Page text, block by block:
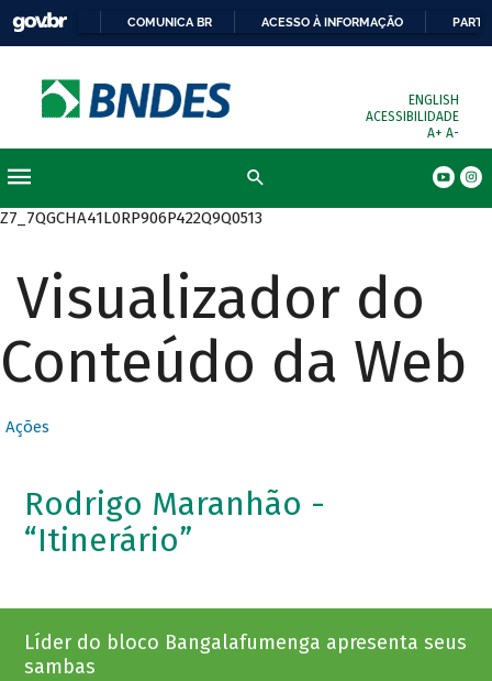
COMUNICA BR ACESSO À INFORMAÇÃO
ENGLISH
ACESSIBILIDADE
A+ A-
Z7_7QGCHA41L0RP906P422Q9Q0513
Visualizador do
Conteúdo da Web
Ações
Rodrigo Maranhão -
“Itinerário”
Líder do bloco Bangalafumenga apresenta seus
sambas